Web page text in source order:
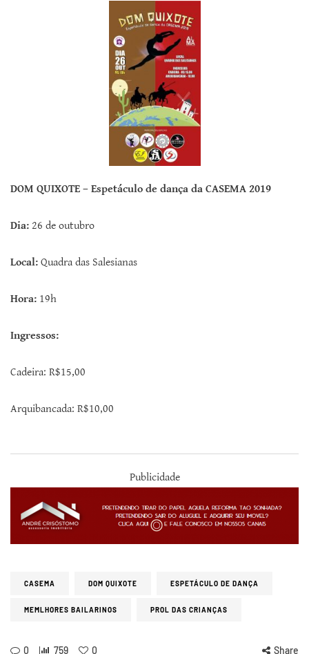
DOM QUIXOTE – Espetáculo de dança da CASEMA 2019
Dia: 26 de outubro
Local: Quadra das Salesianas
Hora: 19h
Ingressos:
Cadeira: R$15,00
Arquibancada: R$10,00
Publicidade
CASEMA DOM QUIXOTE ESPETÁCULO DE DANÇA
MEMLHORES BAILARINOS PROL DAS CRIANÇAS
0 759 0 Share